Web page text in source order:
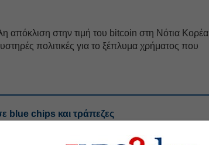
απόκλιση στην τιμή του bitcoin στη Νότια Κορέα
πολιτικές για το ξέπλυμα χρήματος που
blue chips και τράπεζες
τουριστικές επενδύσεις